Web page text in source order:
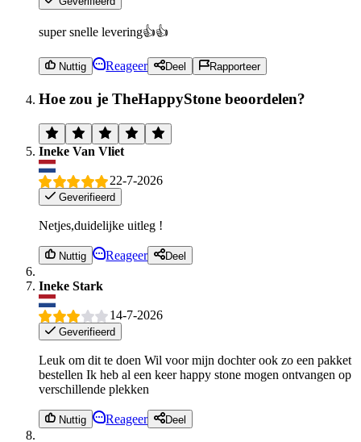
super snelle levering👍👍
Nuttig Reageer Deel Rapporteer
Hoe zou je TheHappyStone beoordelen?
Ineke Van Vliet
22-7-2026
Geverifieerd
Netjes,duidelijke uitleg !
Nuttig Reageer Deel
Ineke Stark
14-7-2026
Geverifieerd
Leuk om dit te doen Wil voor mijn dochter ook zo een pakket
bestellen Ik heb al een keer happy stone mogen ontvangen op
verschillende plekken
Nuttig Reageer Deel